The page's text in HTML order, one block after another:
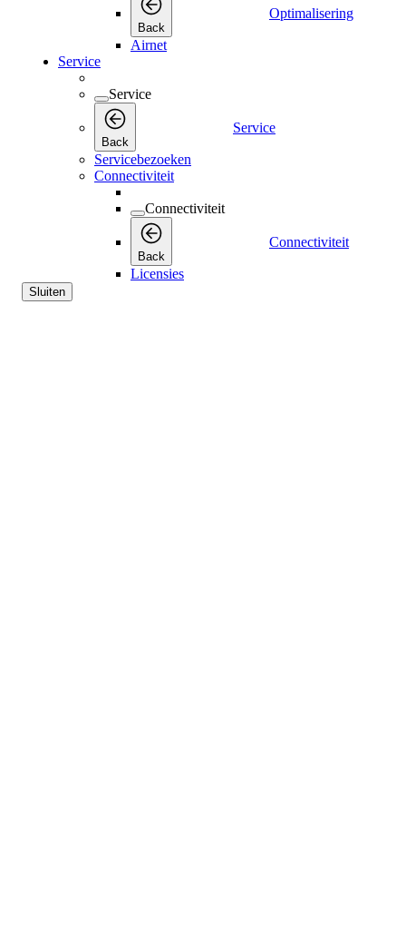
Back
Optimalisering
Airnet
Service
Service
Back
Service
Servicebezoeken
Connectiviteit
Connectiviteit
Back
Connectiviteit
Licensies
Sluiten